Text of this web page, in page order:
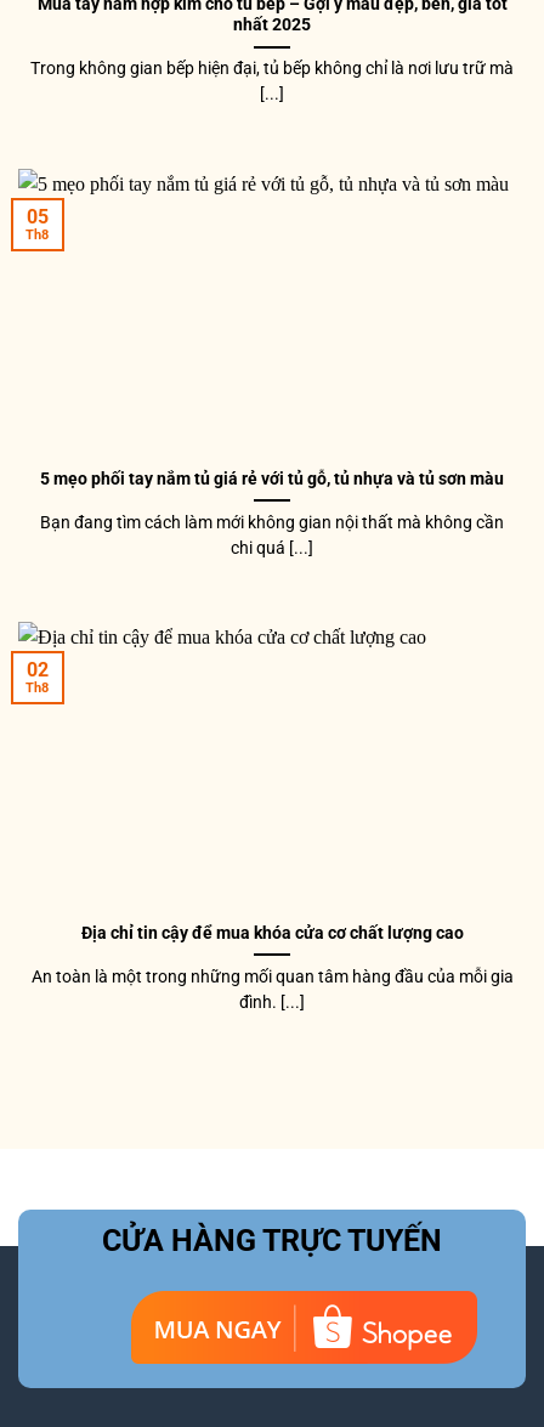
Mua tay nắm hợp kim cho tủ bếp – Gợi ý mẫu đẹp, bền, giá tốt
nhất 2025
Trong không gian bếp hiện đại, tủ bếp không chỉ là nơi lưu trữ mà
[...]
5 mẹo phối tay nắm tủ giá rẻ với tủ gỗ, tủ nhựa và tủ sơn màu
Bạn đang tìm cách làm mới không gian nội thất mà không cần
chi quá [...]
05
Th8
Địa chỉ tin cậy để mua khóa cửa cơ chất lượng cao
An toàn là một trong những mối quan tâm hàng đầu của mỗi gia
đình. [...]
02
Th8
CỬA HÀNG TRỰC TUYẾN